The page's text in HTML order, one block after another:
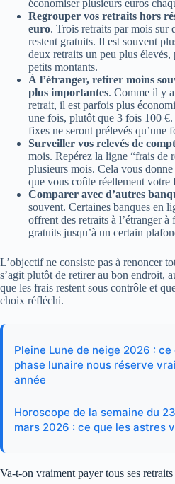
économiser plusieurs euros
Regrouper vos retraits hors
euro. Trois retraits par mois sur
restent gratuits. Il est souvent
deux retraits un peu plus
petits montants.
À l’étranger, retirer moins
plus importantes. Comme il y
retrait, il est parfois plus
une fois, plutôt que 3 fois 100
fixes ne seront prélevés qu’une
Surveiller vos relevés de
mois. Repérez la ligne “frais de
plusieurs mois. Cela vous
que vous coûte réellement votre
Comparer avec d’autres
souvent. Certaines banques en
offrent des retraits à l’étranger
gratuits jusqu’à un certain
L’objectif ne consiste pas à renoncer
s’agit plutôt de retirer au bon endroit,
que les frais restent sous contrôle et
choix réfléchi.
Pleine Lune de neige 2026 :
phase lunaire nous réserve
année
Horoscope de la semaine du
mars 2026 : ce que les astres
Va-t-on vraiment payer tous ses